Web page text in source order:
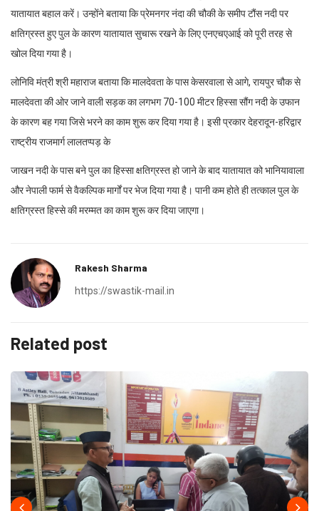
यातायात बहाल करें। उन्होंने बताया कि प्रेमनगर नंदा की चौकी के समीप टौंस नदी पर
क्षतिग्रस्त हुए पुल के कारण यातायात सुचारू रखने के लिए एनएचएआई को पूरी तरह से
खोल दिया गया है।
लोनिवि मंत्री श्री महाराज बताया कि मालदेवता के पास केसरवाला से आगे, रायपुर चौक से
मालदेवता की ओर जाने वाली सड़क का लगभग 70-100 मीटर हिस्सा सौंग नदी के उफान
के कारण बह गया जिसे भरने का काम शुरू कर दिया गया है। इसी प्रकार देहरादून-हरिद्वार
राष्ट्रीय राजमार्ग लालतप्पड़ के
जाखन नदी के पास बने पुल का हिस्सा क्षतिग्रस्त हो जाने के बाद यातायात को भानियावाला
और नेपाली फार्म से वैकल्पिक मार्गों पर भेज दिया गया है। पानी कम होते ही तत्काल पुल के
क्षतिग्रस्त हिस्से की मरम्मत का काम शुरू कर दिया जाएगा।
Rakesh Sharma
https://swastik-mail.in
Related post